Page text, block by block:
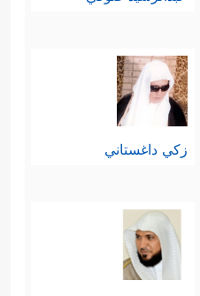
زكي داغستاني